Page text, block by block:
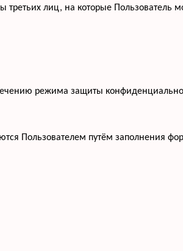
третьих лиц, на которые Пользователь
режима защиты
Пользователем путём заполнения